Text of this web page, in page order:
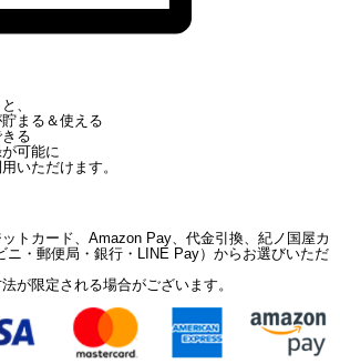
、
まる＆使える
る
可能に
いただけます。
トカード、Amazon Pay、代金引換、紀ノ国屋カ
ニ・郵便局・銀行・LINE Pay）からお選びいただ
が限定される場合がございます。